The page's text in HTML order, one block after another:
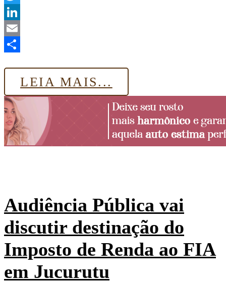
Twitter
LinkedIn
Email
LEIA MAIS...
Audiência Pública vai
discutir destinação do
Imposto de Renda ao FIA
em Jucurutu